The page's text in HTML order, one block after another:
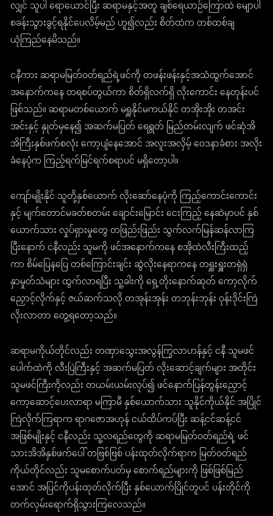
လျှင် သူပါ ရောယောင်ပြီး ဆရာမနှင့်အတူ ချစ်ရေယာဉ်ကြောထဲ မျောပါ
စခန်းသွားခွင့်ရနိုင်ပေလိမ့်မည် ဟူ၍လည်း စိတ်ထဲက တစ်ထစ်ချ
ယုံကြည်နေမိသည်။
ငနီကား ဆရာမမြတ်ဝတ်ရည်ရဲ့ဖင်ကို တဖန်းဖန်းနှင့်အသံထွက်အောင်
အနောက်ကနေ တရစပ်တွယ်ကာ စိတ်ရှိလက်ရှိ လိုးကောင်း နေတုန်းပင်
ဖြစ်သည်။ ဆရာမတစ်ယောက် မရှူနိုင်မကယ်နိုင် တအိုးအိုး တအင်း
အင်းနှင့် နှုတ်မှနေ၍ အဆက်မပြတ် ရေရွတ် မြည်တမ်းလျက် ဖင်ဆုံအိ
အိကြီးနှစ်ဖက်စလုံး ကော့ပျံနေအောင် အလူးအလှိမ့် ဝေဒနာခံစား အလိုး
ခံနေပုံက ကြည့်ရက်မြင်ရက်စရာပင် မရှိတော့ပါ။
ကျော်မျိုးနိုင် သူတို့နှစ်ယောက် လိုးဆော်နေပုံကို ကြည့်ကောင်းကောင်း
နှင့် မျက်တောင်မခတ်စတမ်း ချောင်းမြောင်း ငေးကြည့် နေဆဲမှာပင် နှစ်
ယောက်သား လှုပ်ရှားမှုတွေ တဖြည်းဖြည်း သွက်လက်မြန်ဆန်လာကြ
ပြီးနောက် ငနီလည်း သူမကို ဖင်အနောက်ကနေ စအိုထဲလီးကြီးထည့်
ကာ စိမ်ပြေနပြေ တစ်ကြောင်းချင်း ဆွဲလိုးနေရာကနေ တရှူးရှူးတရှဲရှဲ
နှာမှုတ်သံများ ထွက်လာရပြီး သူ့ခါးကို ရှေ့တိုးနောက်ဆုတ် ကော့လိုက်
ညှောင့်လိုက်နှင့် ဇယ်ဆက်သလို တအုန်းအုန်း တဘုန်းဘုန်း ဝုန်းဒိုင်းကြဲ
လိုးလာတာ တွေ့ရတော့သည်။
ဆရာမကိုယ်တိုင်လည်း တဏှာသွေးအလွန်ကြွလာဟန်နှင့် ငနီ သူမဖင်
ပေါက်ထဲကို လီးပြဲကြီးနှင့် အဆက်မပြတ် လိုးဆောင့်ချက်များ အတိုင်း
သူမဖင်ကြီးကိုလည်း တယမ်းယမ်းလုပ်၍ ဖင်နောက်ပြန်တွန်းညှောင့်
ကော့ဆောင့်ပေးလာရာ မကြာမီ နှစ်ယောက်သား သူနိုင်ကိုယ်နိုင် အပြိုင်
ကြဲလိုက်ကြရာက ရာဂဇောအဟုန် ငယ်ထိပ်ကပ်ပြီး ဆန့်ငင်ဆန့်ငင်
အဖြစ်မျိုးနှင့် ငနီလည်း သူ့လရည်တွေကို ဆရာမမြတ်ဝတ်ရည်ရဲ့ ဖင်
သားအိအိနှစ်ဖက်ပေါ် တဗြစ်ဗြစ် ပန်းထုတ်လိုက်ရာက မြတ်ဝတ်ရည်
ကိုယ်တိုင်လည်း သူမစောက်ပတ်မှ စောက်ရည်များကို ဖြစ်ဖြစ်မြည်
အောင် အပြင်ကိုပန်းထုတ်လိုက်ပြီး နှစ်ယောက်ပြိုင်တူပင် ပန်းတိုင်ကို
တက်လှမ်းရောက်ရှိသွားကြလေသည်။